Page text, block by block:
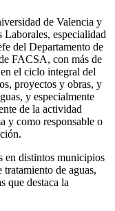
de Valencia y
especialidad
del Departamento de
FACSA, con más de
el ciclo integral del
proyectos y obras, y
y especialmente
de la actividad
y como responsable o
en distintos municipios
tratamiento de aguas,
que destaca la